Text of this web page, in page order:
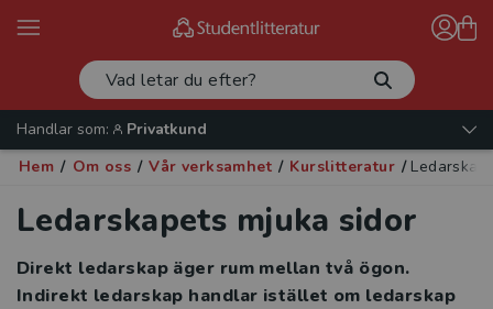
Handlar som:
Privatkund
Hem / Om oss / Vår verksamhet / Kurslitteratur /
Ledarskapets mjuka sidor
Direkt ledarskap äger rum mellan två ögon.
Indirekt ledarskap handlar istället om ledarskap